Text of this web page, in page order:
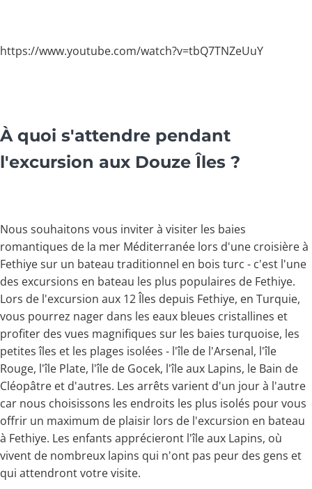
https://www.youtube.com/watch?v=tbQ7TNZeUuY
À quoi s'attendre pendant
l'excursion aux Douze Îles ?
Nous souhaitons vous inviter à visiter les baies
romantiques de la mer Méditerranée lors d'une croisière à
Fethiye sur un bateau traditionnel en bois turc - c'est l'une
des excursions en bateau les plus populaires de Fethiye.
Lors de l'excursion aux 12 Îles depuis Fethiye, en Turquie,
vous pourrez nager dans les eaux bleues cristallines et
profiter des vues magnifiques sur les baies turquoise, les
petites îles et les plages isolées - l'île de l'Arsenal, l'île
Rouge, l'île Plate, l'île de Gocek, l'île aux Lapins, le Bain de
Cléopâtre et d'autres. Les arrêts varient d'un jour à l'autre
car nous choisissons les endroits les plus isolés pour vous
offrir un maximum de plaisir lors de l'excursion en bateau
à Fethiye. Les enfants apprécieront l'île aux Lapins, où
vivent de nombreux lapins qui n'ont pas peur des gens et
qui attendront votre visite.